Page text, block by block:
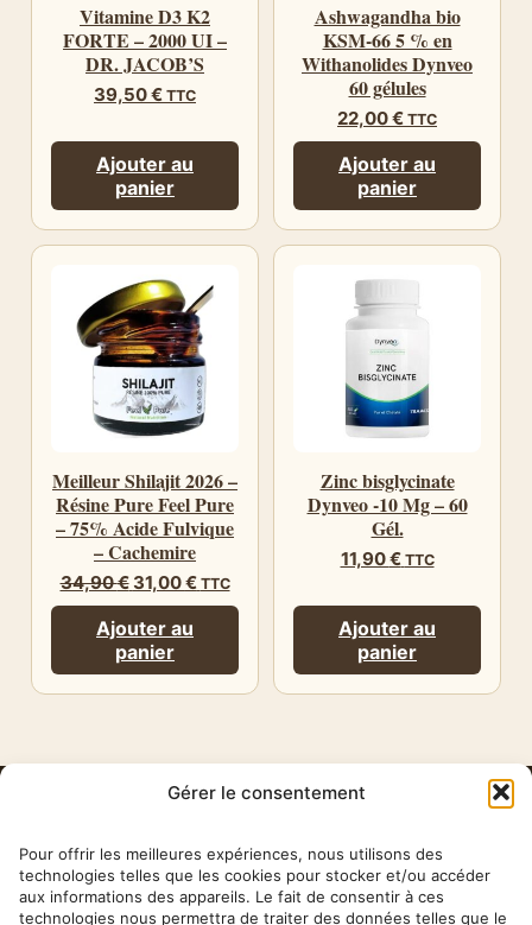
Gérer le consentement
Pour offrir les meilleures expériences, nous utilisons des
technologies telles que les cookies pour stocker et/ou accéder
aux informations des appareils. Le fait de consentir à ces
technologies nous permettra de traiter des données telles que le
Vitamine D3 K2
FORTE – 2000 UI –
DR. JACOB’S
39,50€ TTC
Ajouter au
panier
Ashwagandha bio
KSM-66 5 % en
Withanolides Dynveo
60 gélules
22,00€ TTC
Ajouter au
panier
Meilleur Shilajit 2026 –
Résine Pure Feel Pure
– 75% Acide Fulvique
– Cachemire
34,90€ Le
prix
initial
était :
34,90 €.
31,00€Le
prix
31,00 €.
TTC
Ajouter au
panier
Zinc bisglycinate
Dynveo -10 Mg – 60
Gél.
11,90€ TTC
Ajouter au
panier
BARONA
✉ contact@herbabarona.com